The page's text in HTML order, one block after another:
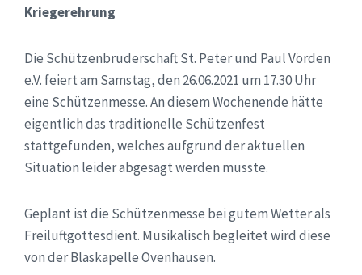
Kriegerehrung
Die Schützenbruderschaft St. Peter und Paul Vörden
e.V. feiert am Samstag, den 26.06.2021 um 17.30 Uhr
eine Schützenmesse. An diesem Wochenende hätte
eigentlich das traditionelle Schützenfest
stattgefunden, welches aufgrund der aktuellen
Situation leider abgesagt werden musste.
Geplant ist die Schützenmesse bei gutem Wetter als
Freiluftgottesdient. Musikalisch begleitet wird diese
von der Blaskapelle Ovenhausen.